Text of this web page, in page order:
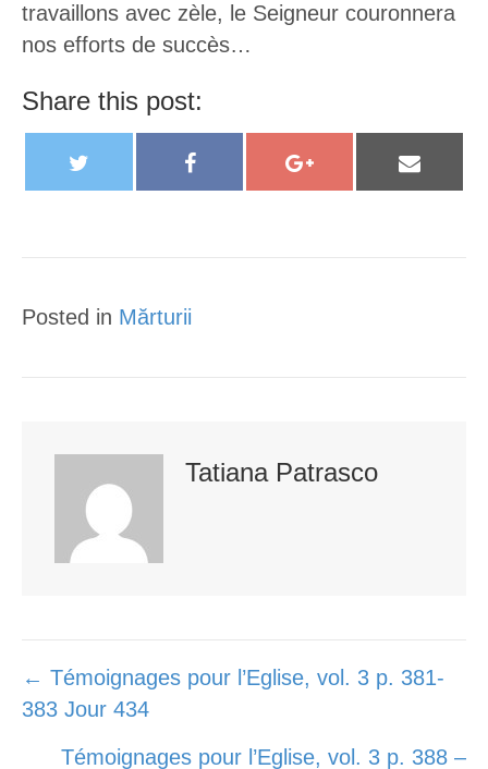
travaillons avec zèle, le Seigneur couronnera
nos efforts de succès…
Share this post:
w
e
a
o
m
Posted in Mărturii
Tatiana Patrasco
Posts
navigation
← Témoignages pour l’Eglise, vol. 3 p. 381-
383 Jour 434
Témoignages pour l’Eglise, vol. 3 p. 388 –